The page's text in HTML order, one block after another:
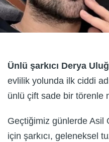
Ünlü şarkıcı Derya
evlilik yolunda ilk ciddi
ünlü çift sade bir törenle
Geçtiğimiz günlerde Asil
için şarkıcı, geleneksel